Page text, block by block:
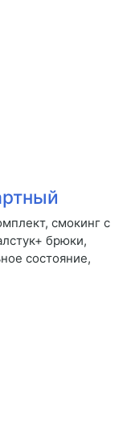
смокинг с
брюки,
состояние,